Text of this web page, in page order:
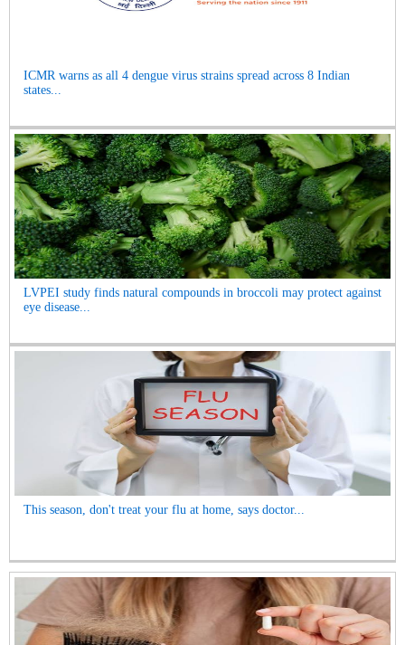
ICMR warns as all 4 dengue virus strains spread across 8 Indian
states...
LVPEI study finds natural compounds in broccoli may protect against
eye disease...
This season, don't treat your flu at home, says doctor...